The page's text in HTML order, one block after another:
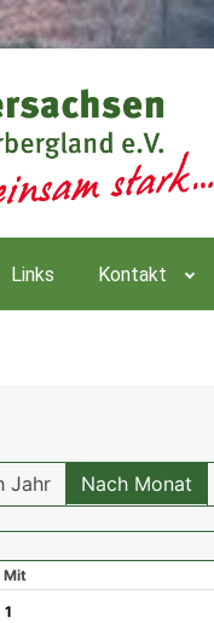
Links Kontakt
Jahr Nach Monat
Mit
1